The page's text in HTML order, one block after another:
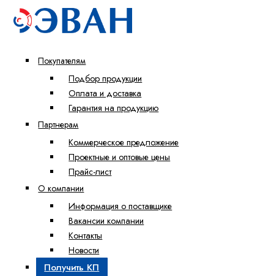
Покупателям
Подбор продукции
Оплата и доставка
Гарантия на продукцию
Партнерам
Коммерческое предложение
Проектные и оптовые цены
Прайс-лист
О компании
Информация о поставщике
Вакансии компании
Контакты
Новости
Получить КП